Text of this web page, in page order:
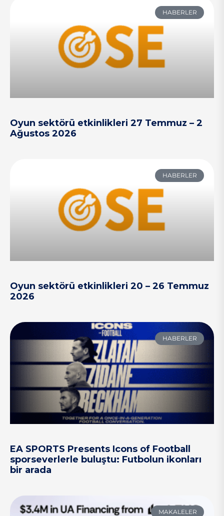
HABERLER
Oyun sektörü etkinlikleri 27 Temmuz – 2
Ağustos 2026
HABERLER
Oyun sektörü etkinlikleri 20 – 26 Temmuz
2026
HABERLER
EA SPORTS Presents Icons of Football
sporseverlerle buluştu: Futbolun ikonları
bir arada
MAKALELER